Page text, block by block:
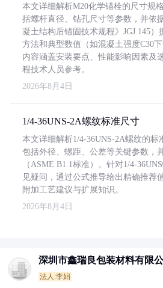
本文详细解析M20化学锚栓的尺寸规
括螺杆直径、钻孔尺寸等参数，并依
凝土结构后锚固技术规程》JGJ 145
方法和典型数值（如混凝土强度C30下
内容涵盖安装要点、性能影响因素及
程技术人员参考。
2026年8月4日
1/4-36UNS-2A螺纹标准尺寸
本文详细解析1/4-36UNS-2A螺纹的标
包括外径、螺距、公差等关键参数，
（ASME B1.1标准）。针对1/4-
见疑问，通过公式推导给出精确推荐
附加工艺建议与扩展知识。
2026年8月4日
深圳市鑫瑞良包装材料有限
法人:李娟